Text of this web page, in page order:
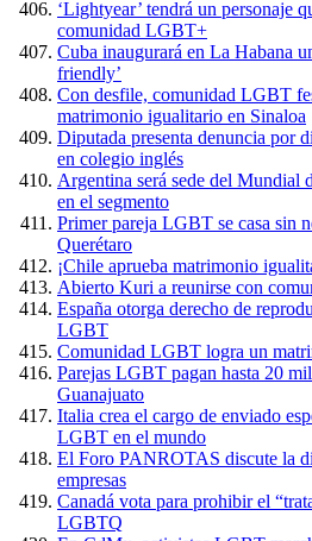
‘Lightyear’ tendrá un personaje
comunidad LGBT+
Cuba inaugurará en La Habana
friendly’
Con desfile, comunidad LGBT
matrimonio igualitario en Sinaloa
Diputada presenta denuncia por
en colegio inglés
Argentina será sede del Mundial
en el segmento
Primer pareja LGBT se casa sin
Querétaro
¡Chile aprueba matrimonio
Abierto Kuri a reunirse con
España otorga derecho de
LGBT
Comunidad LGBT logra un
Parejas LGBT pagan hasta 20
Guanajuato
Italia crea el cargo de enviado
LGBT en el mundo
El Foro PANROTAS discute la
empresas
Canadá vota para prohibir el
LGBTQ